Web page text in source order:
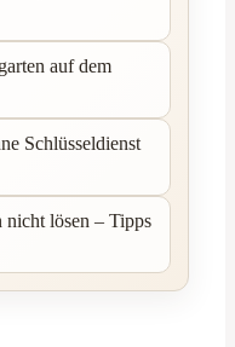
auf dem
Schlüsseldienst
nicht lösen – Tipps